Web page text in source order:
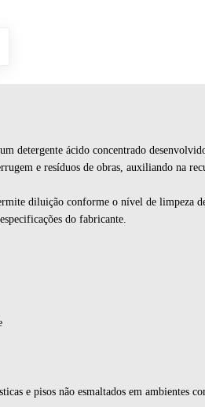
detergente ácido concentrado
e resíduos de obras, auxiliando na
diluição conforme o nível de limpeza
do fabricante.
e pisos não esmaltados em ambientes